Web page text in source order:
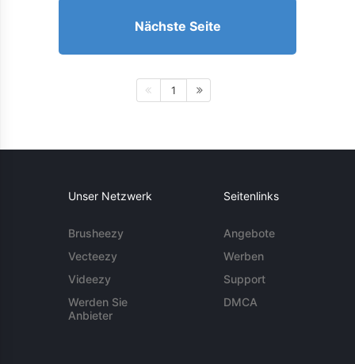
Nächste Seite
1
Unser Netzwerk
Brusheezy
Vecteezy
Videezy
Werden Sie
Anbieter
Seitenlinks
Angebote
Werben
Support
DMCA